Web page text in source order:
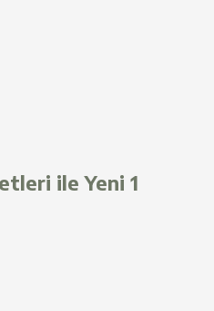
ile Yeni 1